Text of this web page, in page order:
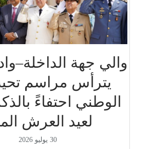
والي جهة
يترأس مراسم
لعيد العرش
30 يوليو 2026